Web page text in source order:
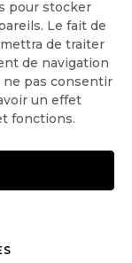
pour stocker
Le fait de
de traiter
de navigation
ne pas consentir
un effet
fonctions.
de confidentialité